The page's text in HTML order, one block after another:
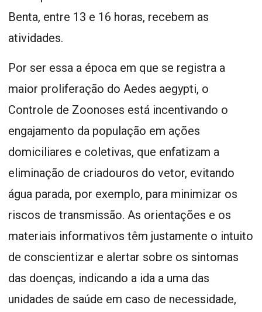
Benta, entre 13 e 16 horas, recebem as
atividades.
Por ser essa a época em que se registra a
maior proliferação do Aedes aegypti, o
Controle de Zoonoses está incentivando o
engajamento da população em ações
domiciliares e coletivas, que enfatizam a
eliminação de criadouros do vetor, evitando
água parada, por exemplo, para minimizar os
riscos de transmissão. As orientações e os
materiais informativos têm justamente o intuito
de conscientizar e alertar sobre os sintomas
das doenças, indicando a ida a uma das
unidades de saúde em caso de necessidade,